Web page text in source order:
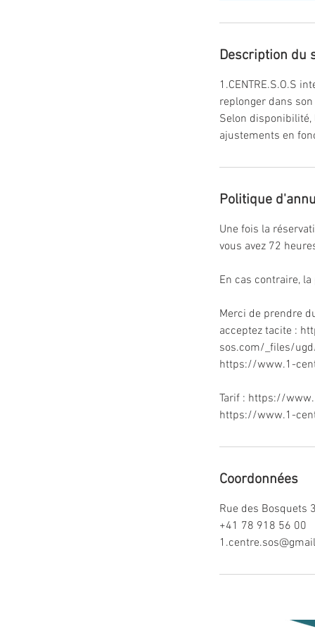
Description du
1.CENTRE.S.O.S
replonger dans
Selon
ajustements en
Politique
Une fois la
vous avez 72
En cas contraire,
Merci de prendre
acceptez tacite :
sos.com/_files/
https://www.1-
Tarif : https://
Coordonnées
Rue des Bosquets
+41 78 918 56 00